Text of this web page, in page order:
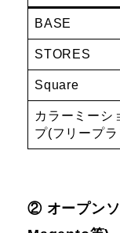
BASE
STORES
Square
カラーミーシ
プ(フリープラ
② オープンソ